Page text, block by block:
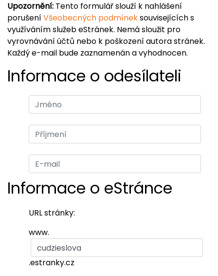
Upozornění: Tento formulář slouží k nahlášení
porušeníVšeobecných podmíneksouvisejících s
využíváním služeb eStránek. Nemá sloužit pro
vyrovnávání účtů nebo k poškození autora stránek.
Každý e-mail bude zaznamenán a vyhodnocen.
Informace o odesílateli
Informace o eStránce
URL stránky:
www.
.estranky.cz